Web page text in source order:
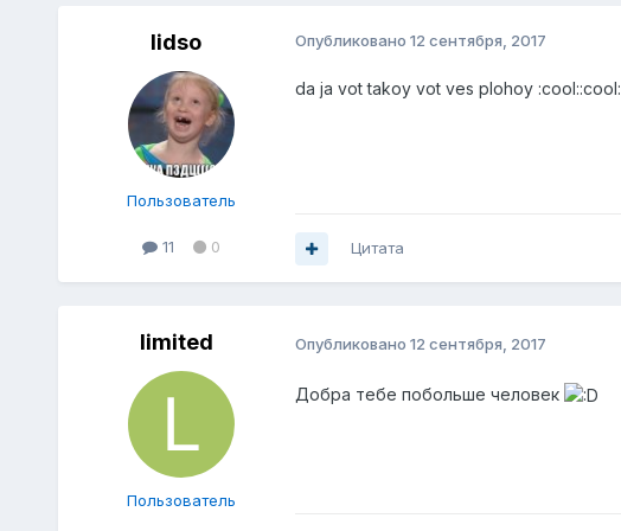
lidso
Пользователь
11 0
Опубликовано 12 сентября, 2017
da ja vot takoy vot ves plohoy :cool::cool:
Цитата
limited
Пользователь
Опубликовано 12 сентября, 2017
Добра тебе побольше человек